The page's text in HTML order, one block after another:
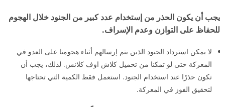
يجب أن يكون الحذر من إستخدام عدد كبير من الجنود خلال الهجوم
للحفاظ على التوازن وعدم الإسراف.
لا يمكن استرداد الجنود الذين يتم إرسالهم أثناء هجومنا على العدو في
المعركة حتى لو تمكنا من تحميل كلاش اوف كلانس. لذلك، يجب أن
تكون حذرًا عند استخدام الجنود. استعمل فقط الكمية التي تحتاجها
لتحقيق الفوز في المعركة.